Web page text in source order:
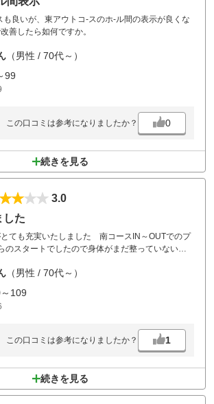
も良いが、東アウトコ-スのホ-ル間の表示が良くな
善したら如何ですか。
（男性 / 70代～）
99
この口コミは参考になりましたか？ 0
続きを見る
3.0
した
ても充実いたしました 南コースIN～OUTでのプ
のスタートでしたので身体がまだ整っていない所
ありボギー、最後まで距離感がつかめず殆どの所
ーは毎回のように悪く自分の腕前はゴルフに向い
でした。でも楽しさは何時も同じで なるべく多く
思っております。江戸崎ゴルフ場はカートでフェ
などとても美味しくいただけました又の機会があ
（男性 / 70代～）
109
この口コミは参考になりましたか？ 1
続きを見る